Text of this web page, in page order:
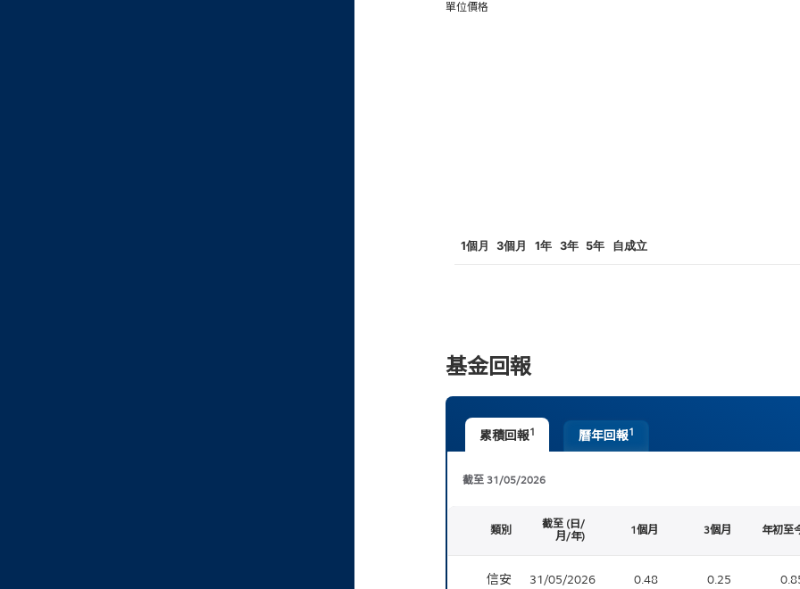
單位價格
1個月 3個月 1年 3年 5年 自成立
基金回報
累積回報1 曆年回報1
截至 31/05/2026
類別
截至 (日/
月/年)
1個月 3個月 年初至
信安 31/05/2026 0.48 0.25